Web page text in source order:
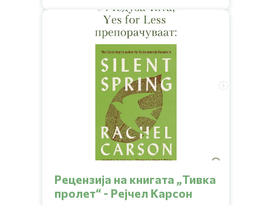
„Развивање на прва урбана градина во Град
Скопје“. Во овој разговор ќе дознаеме повеќе
за нивната инспирација, мисија и визија за
иднината. Ќе откриеме заедно како започнало
се, кои се предизвиците со кои се соочуваат и
какви совети имаат за сите нас. Подгответе се
за кратко читање и инспирација од нив за
создавање на поголеми еколошки навики.
Рецензија на книгата „Тивка
пролет“ - Рејчел Карсон